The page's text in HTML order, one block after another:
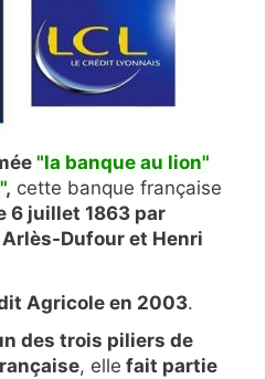
"la banque au lion"
, cette banque française
6 juillet 1863 par
Dufour et Henri
Agricole en 2003.
des trois piliers de
, elle fait partie